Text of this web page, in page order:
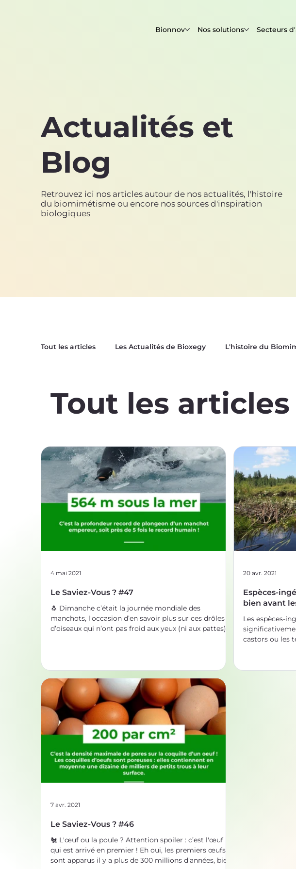
Bionnov Nos solutions Secteurs
Actualités et
Blog
Retrouvez ici nos articles autour de nos actualités, l'histoire
du biomimétisme ou encore nos sources d'inspiration
biologiques
Tout les articles Les Actualités de Bioxegy L'histoire du
Tout les articles
Le Saviez-Vous ? #47
🐧 Dimanche c’était la journée mondiale des
manchots, l'occasion d’en savoir plus sur ces drôles
d’oiseaux qui n’ont pas froid aux yeux (ni aux pattes) !
confère une bonne isolation thermique. En
reproduisant cette structure en couches verticales,
des chercheurs anglais ont conçu des murs isolants
bio-inspirés réduisant
4 mai 2021
Espèces-
bien avant
Les espèces-
castors ou les
humaines ou
20 avr. 2021
Le Saviez-Vous ? #46
🐔 L'œuf ou la poule ? Attention spoiler : c’est l'œuf
qui est arrivé en premier ! Eh oui, les premiers œufs
sont apparus il y a plus de 300 millions d’années, bien
7 avr. 2021